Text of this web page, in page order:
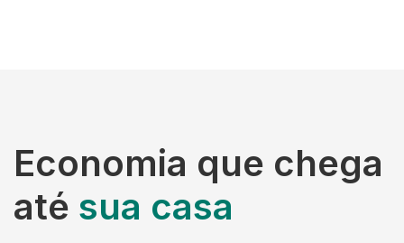
Economia que chega
até sua casa